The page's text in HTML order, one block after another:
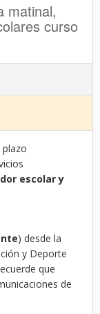
matinal,
curso
plazo
escolar y
) desde la
y Deporte
que
de